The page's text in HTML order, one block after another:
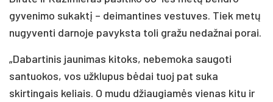
gyvenimo sukaktį – deimantines vestuves. Tiek metų
nugyventi darnoje pavyksta toli gražu nedažnai porai.
„Dabartinis jaunimas kitoks, nebemoka saugoti
santuokos, vos užklupus bėdai tuoj pat suka
skirtingais keliais. O mudu džiaugiamės vienas kitu ir